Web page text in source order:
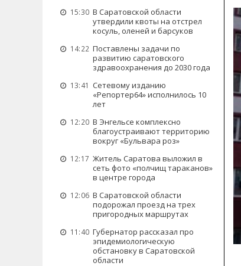
15:30 В Саратовской области
утвердили квоты на отстрел
косуль, оленей и барсуков
14:22 Поставлены задачи по
развитию саратовского
здравоохранения до 2030 года
13:41 Сетевому изданию
«Репортер64» исполнилось 10
лет
12:20 В Энгельсе комплексно
благоустраивают территорию
вокруг «Бульвара роз»
12:17 Житель Саратова выложил в
сеть фото «полчищ тараканов»
в центре города
12:06 В Саратовской области
подорожал проезд на трех
пригородных маршрутах
11:40 Губернатор рассказал про
эпидемиологическую
обстановку в Саратовской
области